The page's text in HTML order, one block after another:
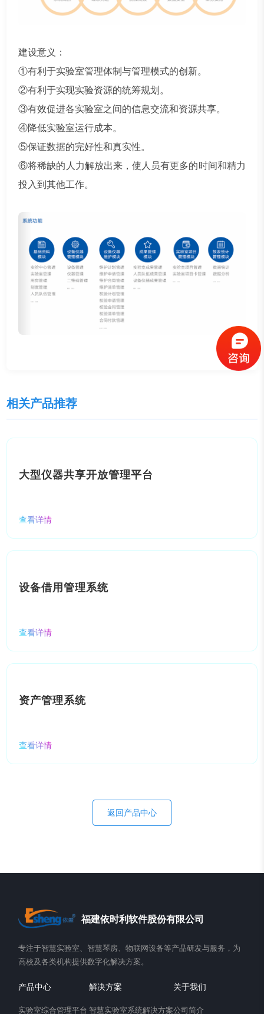
建设意义：
①有利于实验室管理体制与管理模式的创新。
②有利于实现实验资源的统筹规划。
③有效促进各实验室之间的信息交流和资源共享。
④降低实验室运行成本。
⑤保证数据的完好性和真实性。
⑥将稀缺的人力解放出来，使人员有更多的时间和精力
投入到其他工作。
相关产品推荐
大型仪器共享开放管理平台
查看详情
设备借用管理系统
查看详情
资产管理系统
查看详情
返回产品中心
福建依时利软件股份有限公司
专注于智慧实验室、智慧琴房、物联网设备等产品研发与服务，为
高校及各类机构提供数字化解决方案。
产品中心
实验室综合管理平台
解决方案
智慧实验室系统解决方案
关于我们
公司简介